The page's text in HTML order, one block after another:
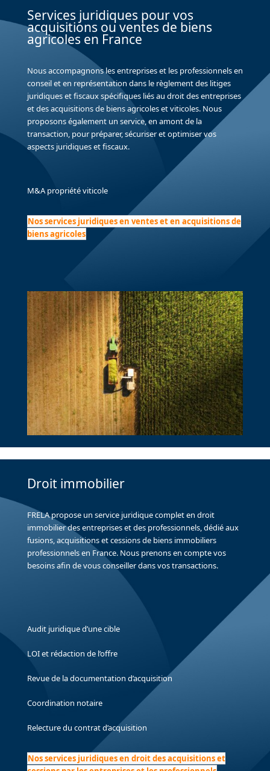
Services juridiques pour vos
acquisitions ou ventes de biens
agricoles en France
Nous accompagnons les entreprises et les professionnels en
conseil et en représentation dans le règlement des litiges
juridiques et fiscaux spécifiques liés au droit des entreprises
et des acquisitions de biens agricoles et viticoles. Nous
proposons également un service, en amont de la
transaction, pour préparer, sécuriser et optimiser vos
aspects juridiques et fiscaux.
M&A propriété viticole
Nos services juridiques en ventes et en acquisitions de
biens agricoles
Droit immobilier
FRELA propose un service juridique complet en droit
immobilier des entreprises et des professionnels, dédié aux
fusions, acquisitions et cessions de biens immobiliers
professionnels en France. Nous prenons en compte vos
besoins afin de vous conseiller dans vos transactions.
Audit juridique d’une cible
LOI et rédaction de l’offre
Revue de la documentation d’acquisition
Coordination notaire
Relecture du contrat d’acquisition
Nos services juridiques en droit des acquisitions et